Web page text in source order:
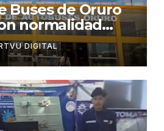
Buses de Oruro
normalidad
DIGITAL